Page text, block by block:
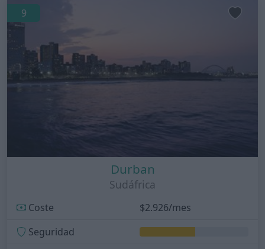
9
Durban
Sudáfrica
Coste
$2.926/mes
Seguridad